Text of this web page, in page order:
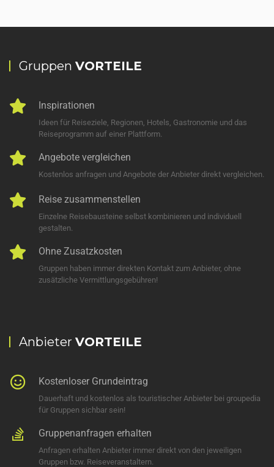
Gruppen VORTEILE
Inspirationen
Ideen für Reiseziele, Regionen, Hotels, Gastronomie und das
Reiseprogramm auf einer Plattform.
Angebote vergleichen
Kostenlos anfragen und Angebote der Anbieter direkt vergleichen.
Reise zusammenstellen
Einzelne Reisebausteine selbst kombinieren und individuell
gestalten.
Ohne Zusatzkosten
Gruppen haben immer direkten Kontakt zum Anbieter, ohne
zusätzliche Vermittlungsgebühren!
Anbieter VORTEILE
Kostenloser Grundeintrag
Dauerhaft und kostenlos als touristischer Anbieter bei groupedia
für Gruppen sichbar sein!
Gruppenanfragen erhalten
Anfragen erhalten Anbieter immer direkt von den jeweiligen
Gruppen bzw. Reiseveranstaltern.